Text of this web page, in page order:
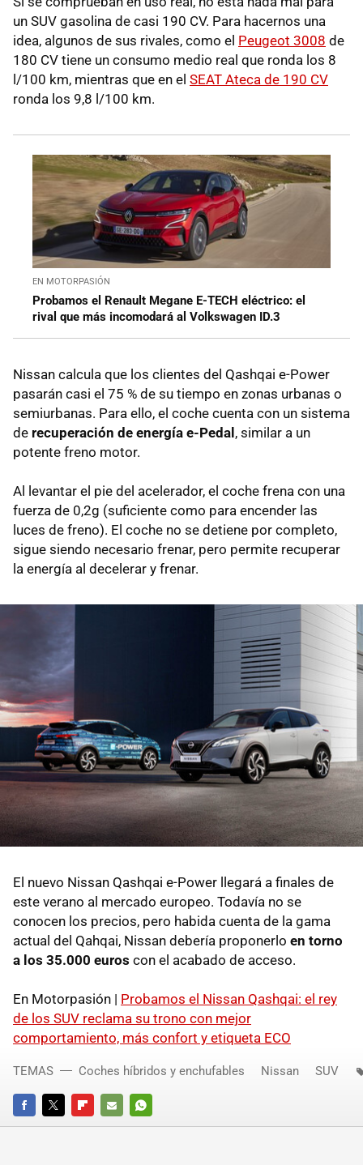
un SUV gasolina de casi 190 CV. Para hacernos una
idea, algunos de sus rivales, como el Peugeot 3008 de
180 CV tiene un consumo medio real que ronda los 8
l/100 km, mientras que en el SEAT Ateca de 190 CV
ronda los 9,8 l/100 km.
EN MOTORPASIÓN
Probamos el Renault Megane E-TECH eléctrico: el
rival que más incomodará al Volkswagen ID.3
Nissan calcula que los clientes del Qashqai e-Power
pasarán casi el 75 % de su tiempo en zonas urbanas o
semiurbanas. Para ello, el coche cuenta con un sistema
de recuperación de energía e-Pedal , similar a un
potente freno motor.
Al levantar el pie del acelerador, el coche frena con una
fuerza de 0,2g (suficiente como para encender las
luces de freno). El coche no se detiene por completo,
sigue siendo necesario frenar, pero permite recuperar
la energía al decelerar y frenar.
El nuevo Nissan Qashqai e-Power llegará a finales de
este verano al mercado europeo. Todavía no se
conocen los precios, pero habida cuenta de la gama
actual del Qahqai, Nissan debería proponerlo en torno
a los 35.000 euros con el acabado de acceso.
En Motorpasión | Probamos el Nissan Qashqai: el rey
de los SUV reclama su trono con mejor
comportamiento, más confort y etiqueta ECO
FACEBOOKTWITTERFLIPBOARD
E-
WHATSAPP
TEMAS Coches híbridos y enchufables Nissan SUV